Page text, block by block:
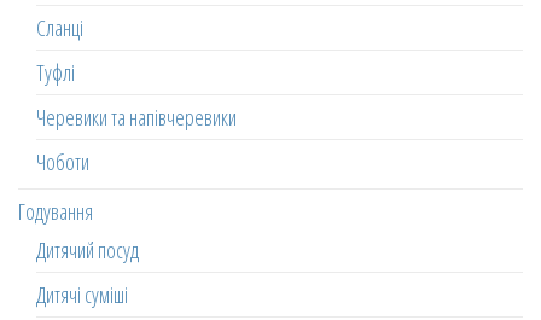
Сланці
Туфлі
Черевики та напівчеревики
Чоботи
Годування
Дитячий посуд
Дитячі суміші